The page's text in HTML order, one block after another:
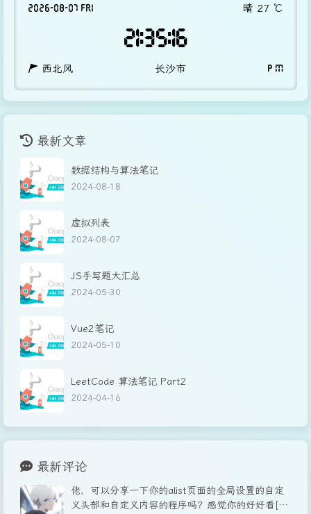
2026-08-07 FRI 晴 27 ℃
21:35:16
西北风 长沙市 P M
最新文章
数据结构与算法笔记
2024-08-18
虚拟列表
2024-08-07
JS手写题大汇总
2024-05-30
Vue2笔记
2024-05-10
LeetCode 算法笔记 Part2
2024-04-16
最新评论
佬，可以分享一下你的alist页面的全局设置的自定
义头部和自定义内容的程序吗？感觉你的好好看[图